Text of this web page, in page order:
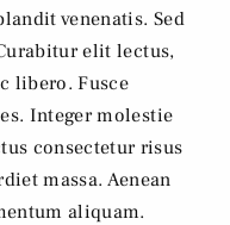
venenatis. Sed
elit lectus,
libero. Fusce
Integer molestie
consectetur risus
massa. Aenean
aliquam.